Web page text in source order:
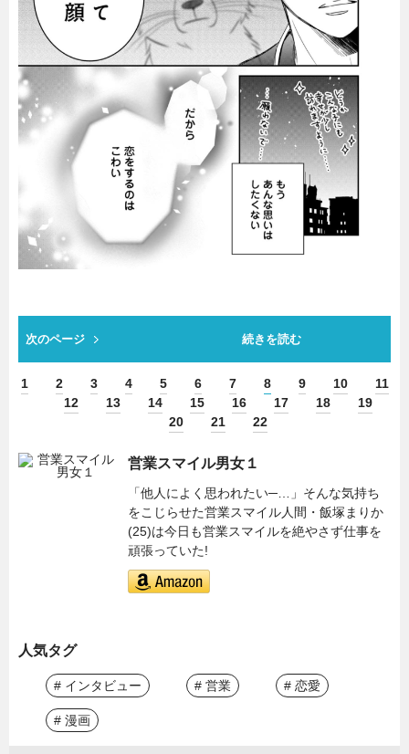
次のページ 続きを読む
1 2 3 4 5 6 7 8 9 10
11
12
13 14 15 16 17 18
19
20
21 22
営業スマイル男女１
「他人によく思われたい─…」そんな気持ち
をこじらせた営業スマイル人間・飯塚まりか
(25)は今日も営業スマイルを絶やさず仕事を
頑張っていた!
人気タグ
# インタビュー # 営業 # 恋愛
# 漫画